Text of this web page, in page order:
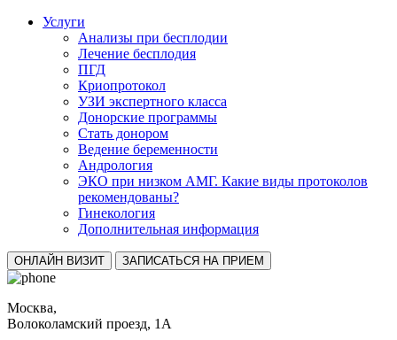
Услуги
Анализы при бесплодии
Лечение бесплодия
ПГД
Криопротокол
УЗИ экспертного класса
Донорские программы
Стать донором
Ведение беременности
Андрология
ЭКО при низком АМГ. Какие виды протоколов
рекомендованы?
Гинекология
Дополнительная информация
ОНЛАЙН ВИЗИТ ЗАПИСАТЬСЯ НА ПРИЕМ
Москва,
Волоколамский проезд, 1А